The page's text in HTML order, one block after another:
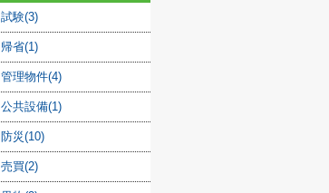
試験(3)
帰省(1)
管理物件(4)
公共設備(1)
防災(10)
売買(2)